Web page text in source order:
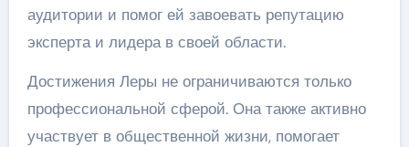
аудитории и помог ей завоевать репутацию
эксперта и лидера в своей области.
Достижения Леры не ограничиваются только
профессиональной сферой. Она также активно
участвует в общественной жизни, помогает